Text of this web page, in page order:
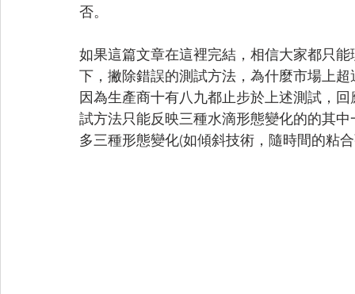
否。
如果這篇文章在這裡完結，相信大家都只
下，撇除錯誤的測試方法，為什麼市場上
因為生產商十有八九都止步於上述測試，
試方法只能反映三種水滴形態變化的的其
多三種形態變化(如傾斜技術，隨時間的粘